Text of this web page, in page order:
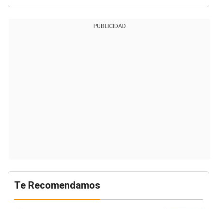
PUBLICIDAD
Te Recomendamos